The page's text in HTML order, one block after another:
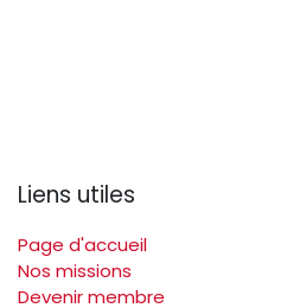
Liens utiles
Page d'accueil
Nos missions
Devenir membre